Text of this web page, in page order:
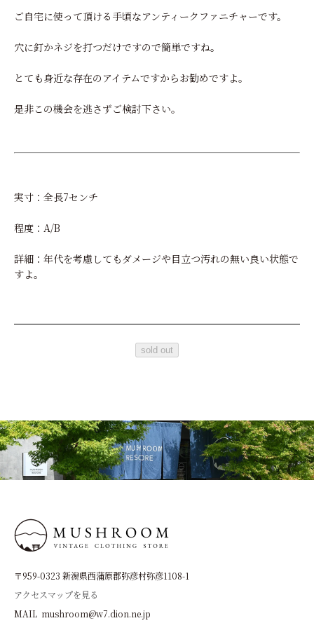
ご自宅に使って頂ける手頃なアンティークファニチャーです。
穴に釘かネジを打つだけですので簡単ですね。
とても身近な存在のアイテムですからお勧めですよ。
是非この機会を逃さずご検討下さい。
実寸：全長7センチ
程度：A/B
詳細：年代を考慮してもダメージや目立つ汚れの無い良い状態で
すよ。
sold out
〒959-0323 新潟県西蒲原郡弥彦村弥彦1108-1
アクセスマップを見る
MAIL mushroom@w7.dion.ne.jp